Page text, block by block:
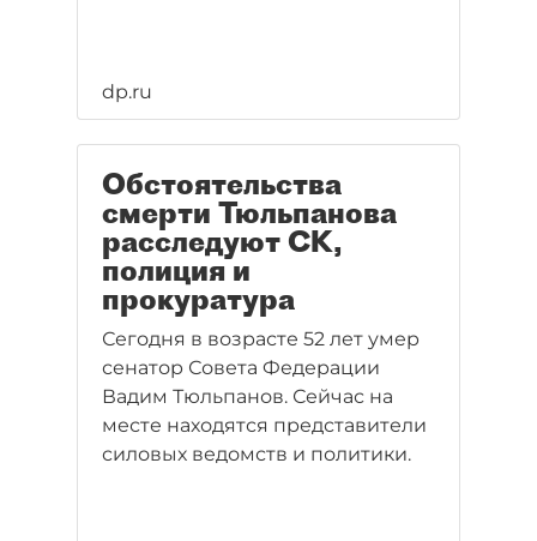
dp.ru
Обстоятельства
смерти Тюльпанова
расследуют СК,
полиция и
прокуратура
Сегодня в возрасте 52 лет умер
сенатор Совета Федерации
Вадим Тюльпанов. Сейчас на
месте находятся представители
силовых ведомств и политики.